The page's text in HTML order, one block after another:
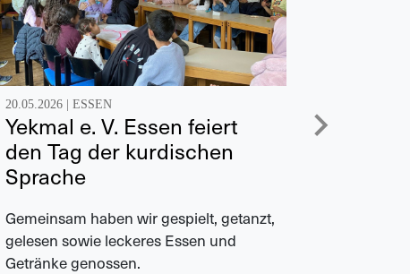
20.05.2026 | ESSEN
Yekmal e. V. Essen feiert
den Tag der kurdischen
Sprache
Gemeinsam haben wir gespielt, getanzt,
gelesen sowie leckeres Essen und
Getränke genossen.